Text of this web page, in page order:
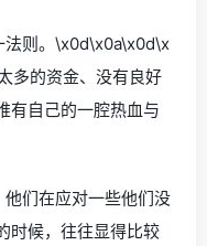
法则。\x0d\x0a\x0d\x
多的资金、没有良好
有自己的一腔热血与
们在应对一些他们没
时候，往往显得比较